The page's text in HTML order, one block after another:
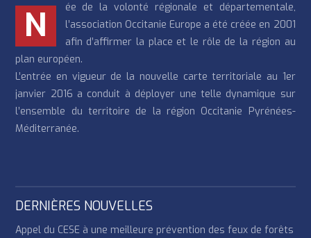
N
ée de la volonté régionale et départementale,
l’association Occitanie Europe a été créée en 2001
afin d’affirmer la place et le rôle de la région au
plan européen.
L’entrée en vigueur de la nouvelle carte territoriale au 1er
janvier 2016 a conduit à déployer une telle dynamique sur
l’ensemble du territoire de la région Occitanie Pyrénées-
Méditerranée.
DERNIÈRES NOUVELLES
Appel du CESE à une meilleure prévention des feux de forêts